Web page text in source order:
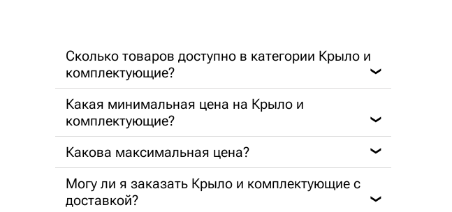
Сколько товаров доступно в категории Крыло и
комплектующие?
❯
Какая минимальная цена на Крыло и
комплектующие?
❯
Какова максимальная цена? ❯
Могу ли я заказать Крыло и комплектующие с
доставкой?
❯